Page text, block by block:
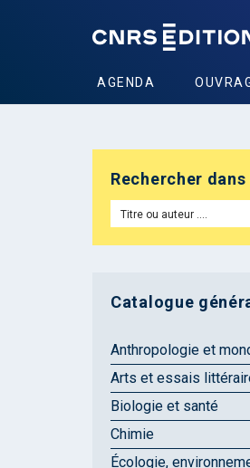
AGENDA
Rechercher
Catalogue
Anthropologie et
Arts et essais
Biologie et santé
Chimie
Écologie,